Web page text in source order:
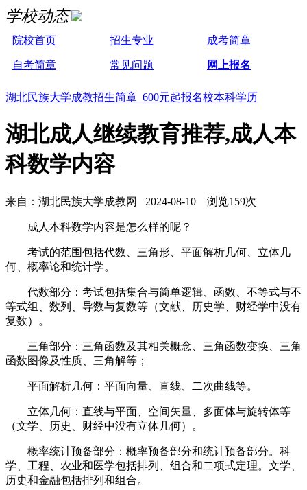
学校动态
院校首页 招生专业 成考简章
自考简章 常见问题 网上报名
湖北民族大学成教招生简章 600元起报名校本科学历
湖北成人继续教育推荐,成人本
科数学内容
来自：湖北民族大学成教网 2024-08-10 浏览159次
成人本科数学内容是怎么样的呢？
考试的范围包括代数、三角形、平面解析几何、立体几
何、概率论和统计学。
代数部分：考试包括集合与简单逻辑、函数、不等式与不
等式组、数列、导数与复数等（文献、历史学、财经学中没有
复数）。
三角部分：三角函数及其相关概念、三角函数变换、三角
函数图像及性质、三角解等；
平面解析几何：平面向量、直线、二次曲线等。
立体几何：直线与平面、空间矢量、多面体与旋转体等
（文学、历史、财经中没有立体几何）。
概率统计预备部分：概率预备部分和统计预备部分。科
学、工程、农业和医学包括排列、组合和二项式定理。文学、
历史和金融包括排列和组合。